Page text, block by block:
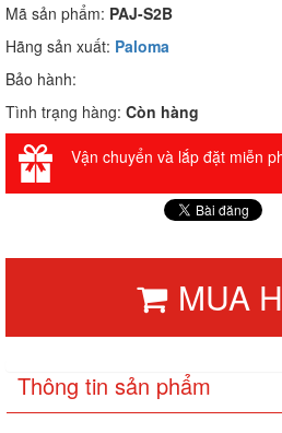
Mã sản phẩm: PAJ-S2B
Hãng sản xuất: Paloma
Bảo hành:
Tình trạng hàng: Còn hàng
Vận chuyển và lắp đặt miễn
MUA
Thông tin sản phẩm